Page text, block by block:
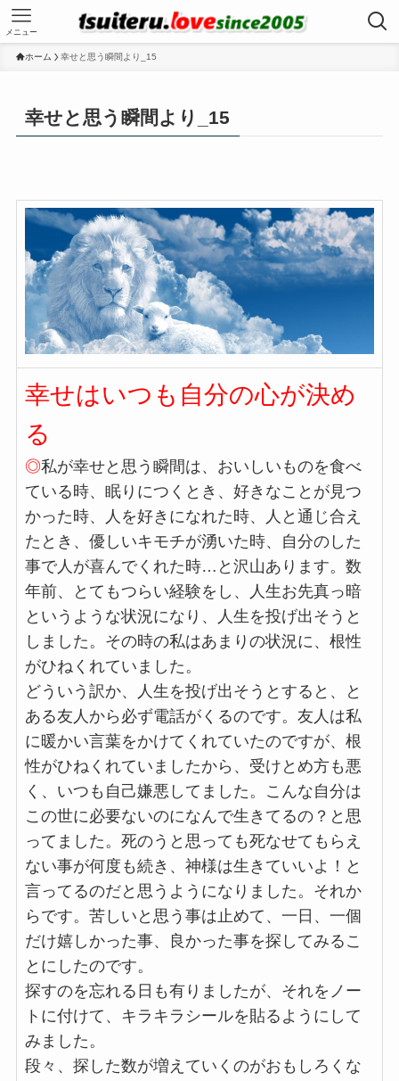
メニュー
ホーム 幸せと思う瞬間より_15
幸せと思う瞬間より_15
幸せはいつも自分の心が決め
る
◎私が幸せと思う瞬間は、おいしいものを食べ
ている時、眠りにつくとき、好きなことが見つ
かった時、人を好きになれた時、人と通じ合え
たとき、優しいキモチが湧いた時、自分のした
事で人が喜んでくれた時…と沢山あります。数
年前、とてもつらい経験をし、人生お先真っ暗
というような状況になり、人生を投げ出そうと
しました。その時の私はあまりの状況に、根性
がひねくれていました。
どういう訳か、人生を投げ出そうとすると、と
ある友人から必ず電話がくるのです。友人は私
に暖かい言葉をかけてくれていたのですが、根
性がひねくれていましたから、受けとめ方も悪
く、いつも自己嫌悪してました。こんな自分は
この世に必要ないのになんで生きてるの？と思
ってました。死のうと思っても死なせてもらえ
ない事が何度も続き、神様は生きていいよ！と
言ってるのだと思うようになりました。それか
らです。苦しいと思う事は止めて、一日、一個
だけ嬉しかった事、良かった事を探してみるこ
とにしたのです。
探すのを忘れる日も有りましたが、それをノー
トに付けて、キラキラシールを貼るようにして
みました。
段々、探した数が増えていくのがおもしろくな